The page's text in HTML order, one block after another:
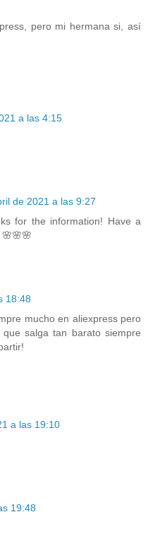
pero mi hermana si, así
a las 4:15
de 2021 a las 9:27
for the information! Have a
18:48
mucho en aliexpress pero
salga tan barato siempre
a las 19:10
19:48